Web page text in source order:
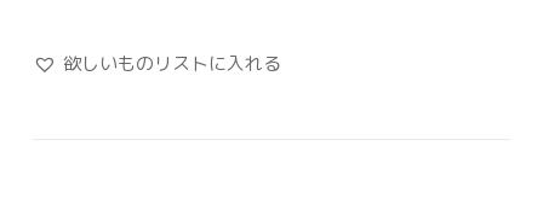
欲しいものリストに入れる